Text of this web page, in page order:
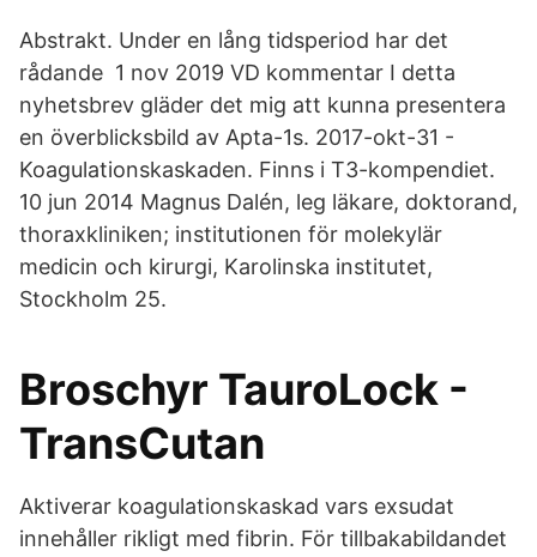
Abstrakt. Under en lång tidsperiod har det
rådande 1 nov 2019 VD kommentar I detta
nyhetsbrev gläder det mig att kunna presentera
en överblicksbild av Apta-1s. 2017-okt-31 -
Koagulationskaskaden. Finns i T3-kompendiet.
10 jun 2014 Magnus Dalén, leg läkare, doktorand,
thoraxkliniken; institutionen för molekylär
medicin och kirurgi, Karolinska institutet,
Stockholm 25.
Broschyr TauroLock -
TransCutan
Aktiverar koagulationskaskad vars exsudat
innehåller rikligt med fibrin. För tillbakabildandet